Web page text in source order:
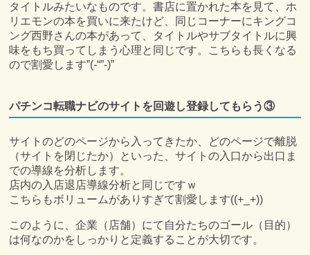
タイトルみたいなものです。書店に置かれた本を見て、ホ
リエモンの本を買いに来たけど、同じコーナーにキングコ
ング西野さんの本があって、タイトルやサブタイトルに興
味をもち買ってしまう心理と同じです。こちらも長くなる
ので割愛します”(-“”-)”
パチンコ転職ナビのサイトを回遊し登録してもらう③
サイトのどのページから入ってきたか、どのページで離脱
（サイトを閉じたか）といった、サイトの入口から出口ま
での導線を分析します。
店内の入店退店導線分析と同じですｗ
こちらもボリュームがありすぎて割愛します((+_+))
このように、企業（店舗）にて自分たちのゴール（目的）
は何なのかをしっかりと定義することが大切です。